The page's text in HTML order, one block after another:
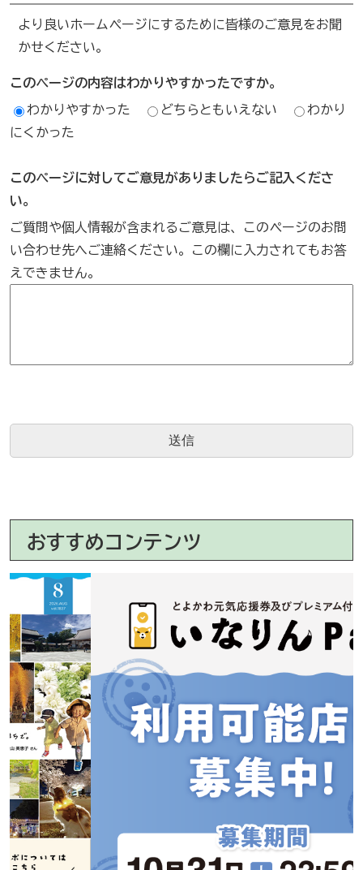
より良いホームページにするために皆様のご意見をお聞
かせください。
このページの内容はわかりやすかったですか。
わかりやすかった どちらともいえない
わかり
にくかった
このページに対してご意見がありましたらご記入くださ
い。
ご質問や個人情報が含まれるご意見は、このページのお問
い合わせ先へご連絡ください。この欄に入力されてもお答
えできません。
おすすめコンテンツ